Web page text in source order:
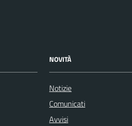
NOVITÀ
Notizie
Comunicati
Avvisi